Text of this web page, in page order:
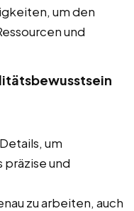
um den
und
um
präzise und
zu arbeiten, auch